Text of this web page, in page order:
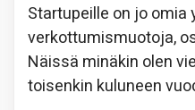
Startupeille on jo omia
verkottumismuotoja,
Näissä minäkin olen
toisenkin kuluneen